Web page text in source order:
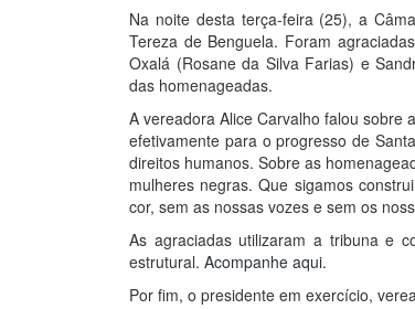
Na noite desta terça-feira (25), a
Tereza de Benguela. Foram
Oxalá (Rosane da Silva Farias) e
das homenageadas.
A vereadora Alice Carvalho falou sobre
efetivamente para o progresso de
direitos humanos. Sobre as
mulheres negras. Que sigamos
cor, sem as nossas vozes e sem os
As agraciadas utilizaram a tribuna e
estrutural. Acompanhe aqui.
Por fim, o presidente em exercício,